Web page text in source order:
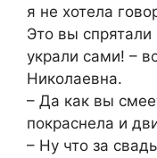
я не хотела
Это вы
украли сами! –
Николаевна.
– Да как вы
покраснела и
– Ну что за